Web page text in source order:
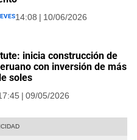
14:08 | 10/06/2026
inicia construcción de
con inversión de más
soles
| 09/05/2026